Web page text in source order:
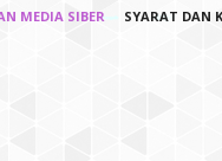
MEDIA SIBER SYARAT DAN